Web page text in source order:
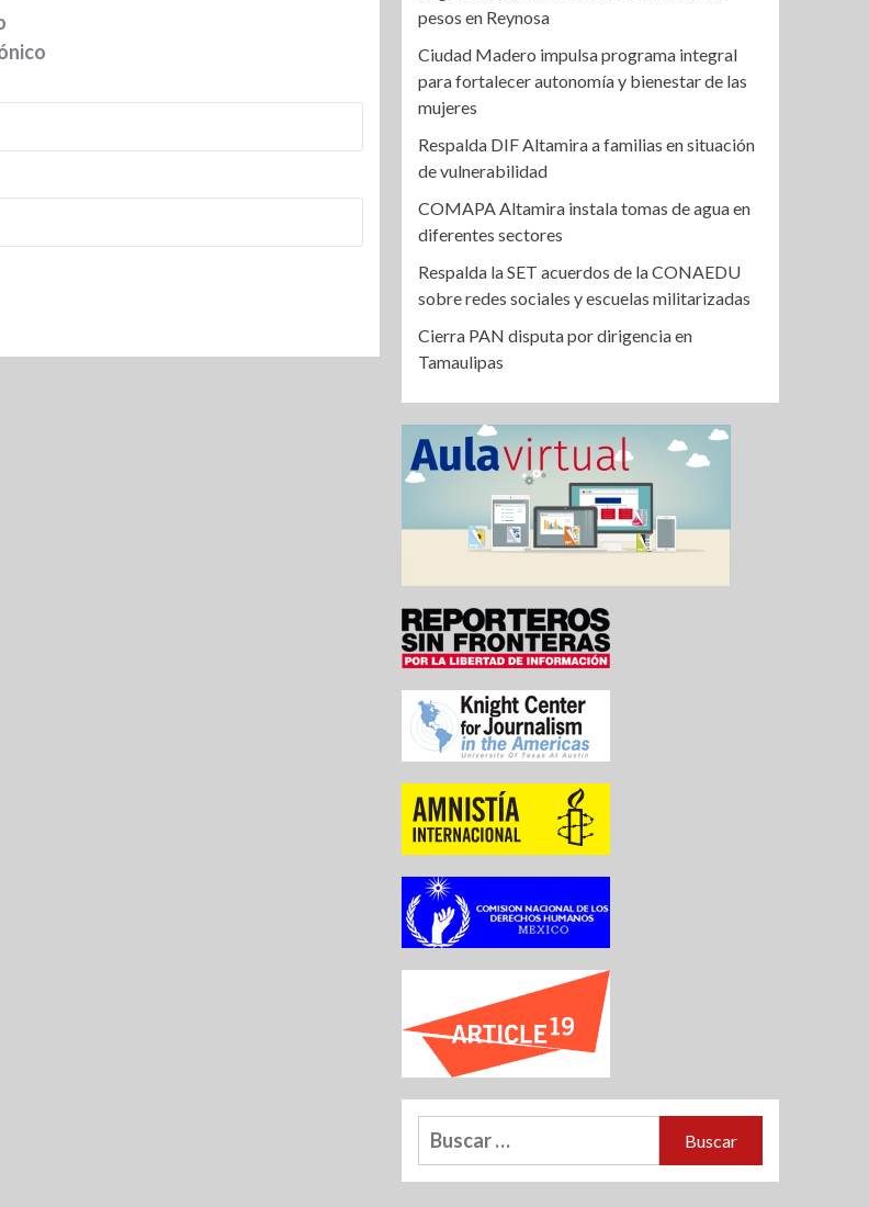
pesos en Reynosa
Ciudad Madero impulsa programa integral
para fortalecer autonomía y bienestar de las
mujeres
Respalda DIF Altamira a familias en situación
de vulnerabilidad
COMAPA Altamira instala tomas de agua en
diferentes sectores
Respalda la SET acuerdos de la CONAEDU
sobre redes sociales y escuelas militarizadas
Cierra PAN disputa por dirigencia en
Tamaulipas
Buscar: